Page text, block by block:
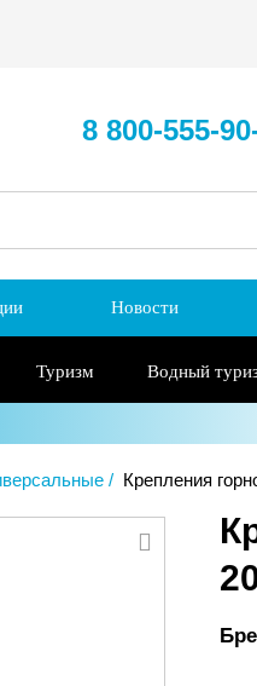
8 800-555-
Новости
Туризм Водный
Крепления